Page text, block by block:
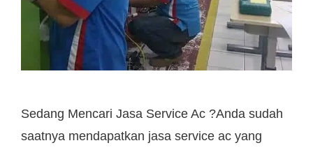
Sedang Mencari Jasa Service Ac ?Anda sudah
saatnya mendapatkan jasa service ac yang